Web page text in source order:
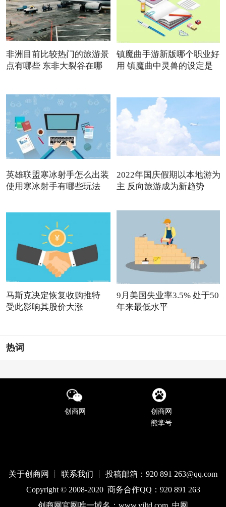
非洲目前比较热门的旅游景
点有哪些 东非大裂谷在哪
镇魔曲手游新版哪个职业好
用 镇魔曲中灵兽的设定是
英雄联盟寒冰射手怎么出装
使用寒冰射手有哪些玩法
2022年国庆假期以本地游为
主 反向旅游成为新趋势
马斯克决定恢复收购推特
受此影响其股价大涨
9月美国失业率3.5% 处于50
年来最低水平
热词
创商网
创商网
熊掌号
关于创商网 ┊ 联系我们 ┊ 投稿邮箱：920 891 263@qq.com
Copyright © 2008-2020 商务合作QQ：920 891 263